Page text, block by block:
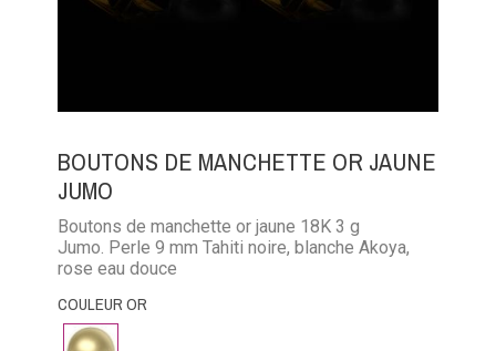
BOUTONS DE MANCHETTE OR JAUNE
JUMO
Boutons de manchette or jaune 18K 3 g
Jumo. Perle 9 mm Tahiti noire, blanche Akoya,
rose eau douce
COULEUR OR
Or